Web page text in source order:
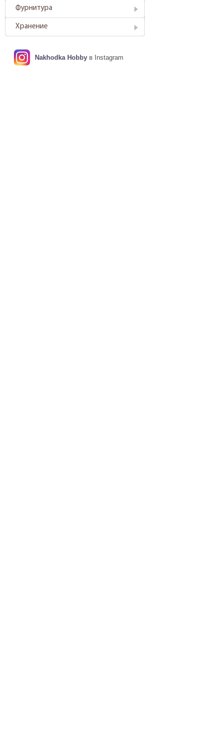
Фурнитура
Хранение
Nakhodka Hobby в Instagram